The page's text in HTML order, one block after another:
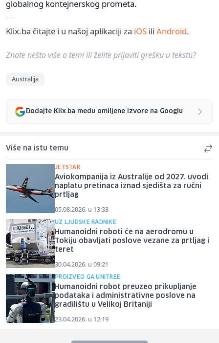
globalnog kontejnerskog prometa.
Klix.ba čitajte i u našoj aplikaciji za iOS ili Android.
Znate nešto više o temi ili želite prijaviti grešku u tekstu?
Australija
Dodajte Klix.ba među omiljene izvore na Googlu
Više na istu temu
JETSTAR
Aviokompanija iz Australije od 2027. uvodi
naplatu pretinaca iznad sjedišta za ručni
prtljag
05.08.2026. u 13:33
UZ LJUDSKE RADNIKE
Humanoidni roboti će na aerodromu u
Tokiju obavljati poslove vezane za prtljag i
teret
30.04.2026. u 09:21
PROIZVEO GA UNITREE
Humanoidni robot preuzeo prikupljanje
podataka i administrativne poslove na
gradilištu u Velikoj Britaniji
23.04.2026. u 12:19